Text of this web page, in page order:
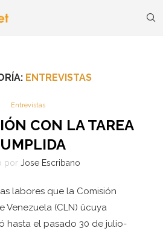
ENTREVISTAS
Entrevistas
CON LA TAREA
por Jose Escribano
labores que la Comisión
Venezuela (CLN) ûcuya
hasta el pasado 30 de julio-